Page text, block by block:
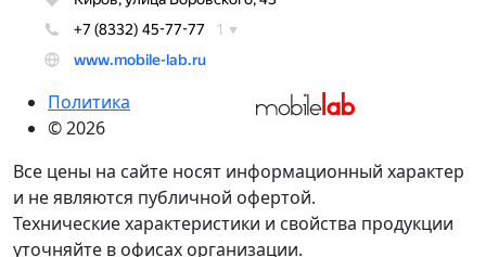
Политика
© 2026
Все цены на сайте носят информационный характер
и не являются публичной офертой.
Технические характеристики и свойства продукции
уточняйте в офисах организации.